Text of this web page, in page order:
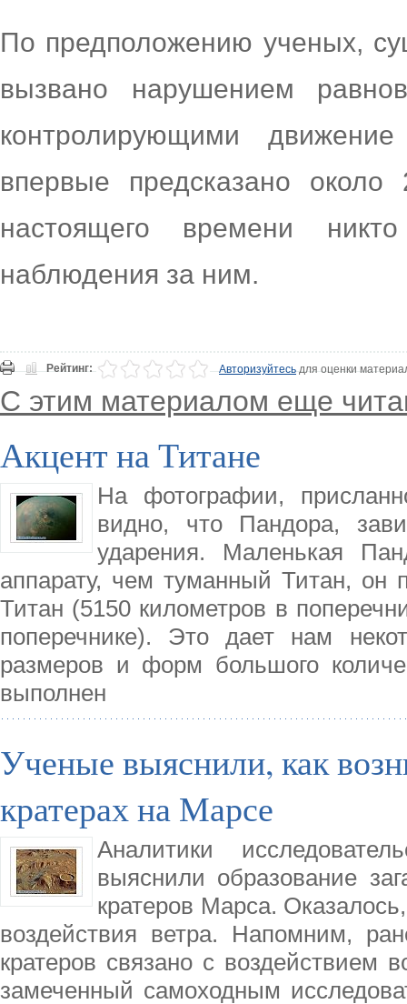
По предположению ученых,
вызвано нарушением
контролирующими
впервые предсказано
настоящего времени
наблюдения за ним.
Рейтинг: Авторизуйтесьдля оценки
С этим материалом еще
Акцент на Титане
На фотографии,
видно, что Пандора,
ударения. Маленькая
аппарату, чем туманный Титан,
Титан (5150 километров в
поперечнике). Это дает нам
размеров и форм большого
выполнен
Ученые выяснили, как
кратерах на Марсе
Аналитики
выяснили образование
кратеров Марса.
воздействия ветра. Напомним,
кратеров связано с воздействием
замеченный самоходным